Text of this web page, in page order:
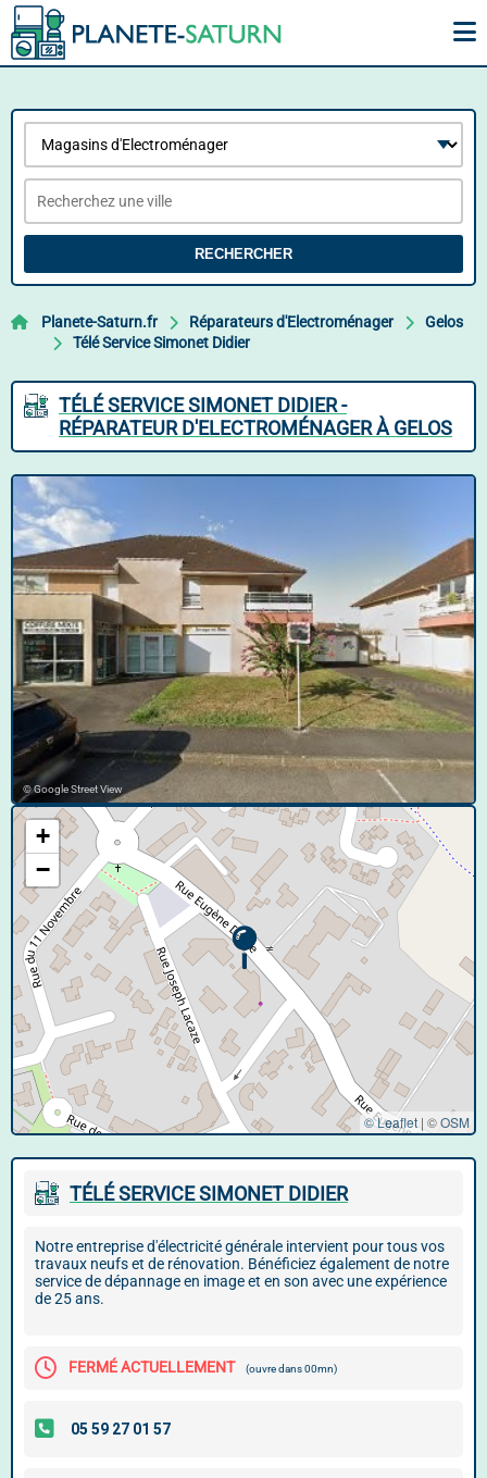
RECHERCHER
Planete-Saturn.fr Réparateurs d'Electroménager
Gelos
Télé Service Simonet Didier
TÉLÉ SERVICE SIMONET DIDIER -
RÉPARATEUR D'ELECTROMÉNAGER À GELOS
© Google Street View
+
−
© Leaflet | ©OSM
TÉLÉ SERVICE SIMONET DIDIER
Notre entreprise d'électricité générale intervient pour tous vos
travaux neufs et de rénovation. Bénéficiez également de notre
service de dépannage en image et en son avec une expérience
de 25 ans.
FERMÉ ACTUELLEMENT (ouvre dans 00mn)